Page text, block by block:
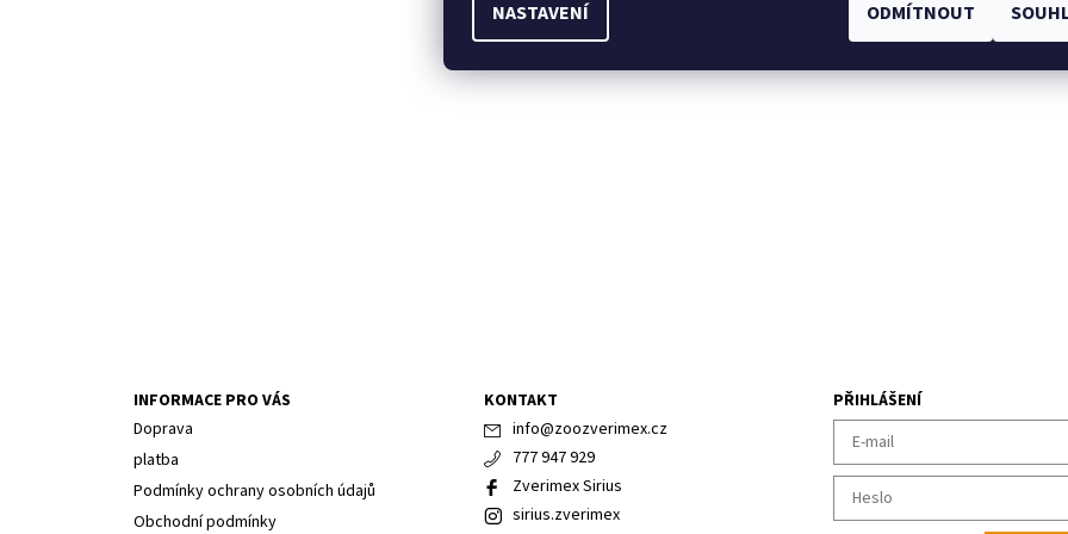
INFORMACE PRO VÁS
Doprava
platba
Podmínky ochrany osobních údajů
Obchodní podmínky
KONTAKT
info@zoozverimex.cz
777 947 929
Zverimex Sirius
sirius.zverimex
PŘIHLÁŠENÍ
NASTAVENÍ ODMÍTNOUT